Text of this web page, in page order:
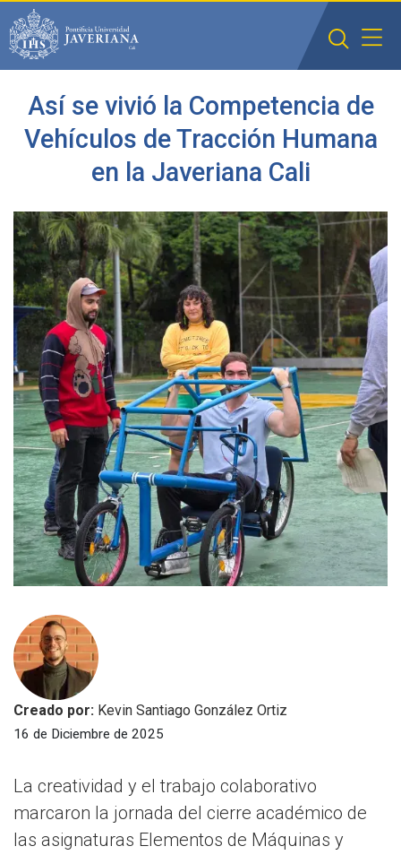
Saltar al contenido principal
Así se vivió la Competencia de
Vehículos de Tracción Humana
en la Javeriana Cali
Creado por: Kevin Santiago González Ortiz
16 de Diciembre de 2025
La creatividad y el trabajo colaborativo
marcaron la jornada del cierre académico de
las asignaturas Elementos de Máquinas y